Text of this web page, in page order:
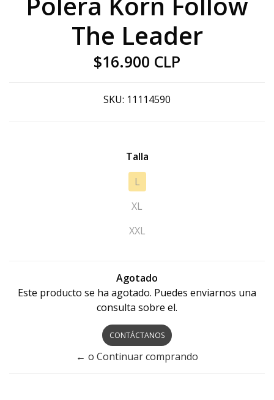
The Leader
$16.900 CLP
SKU: 11114590
Talla
L
XL
XXL
Agotado
Este producto se ha agotado. Puedes enviarnos una
consulta sobre el.
CONTÁCTANOS
← o Continuar comprando